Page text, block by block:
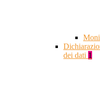
dei dati 1